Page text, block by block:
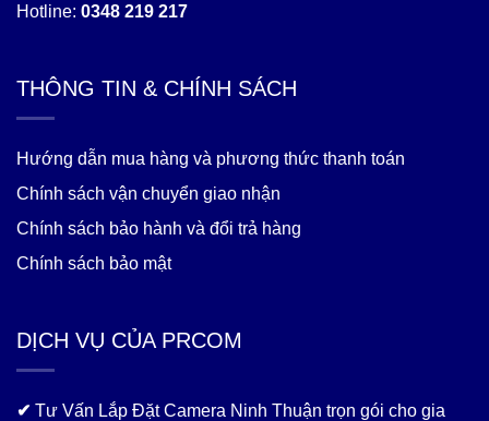
Hotline: 0348 219 217
THÔNG TIN & CHÍNH SÁCH
Hướng dẫn mua hàng và phương thức thanh toán
Chính sách vận chuyển giao nhận
Chính sách bảo hành và đổi trả hàng
Chính sách bảo mật
DỊCH VỤ CỦA PRCOM
✔ Tư Vấn Lắp Đặt Camera Ninh Thuận trọn gói cho gia